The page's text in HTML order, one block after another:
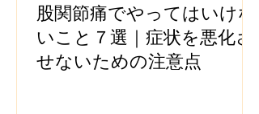
股関節痛でやってはいけな
いこと７選｜症状を悪化さ
せないための注意点